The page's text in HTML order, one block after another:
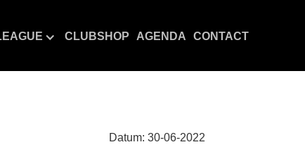
CLUBSHOP AGENDA CONTACT
Datum: 30-06-2022